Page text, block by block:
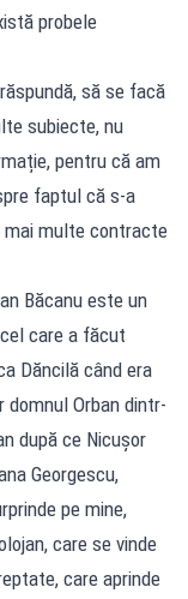
probele
să se facă
subiecte, nu
pentru că am
faptul că s-a
mai multe contracte
Băcanu este un
care a făcut
Dăncilă când era
Orban dintr-
după ce Nicușor
Georgescu,
pe mine,
care se vinde
care aprinde